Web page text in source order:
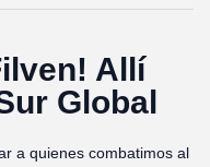
Allí
Global
a quienes combatimos al